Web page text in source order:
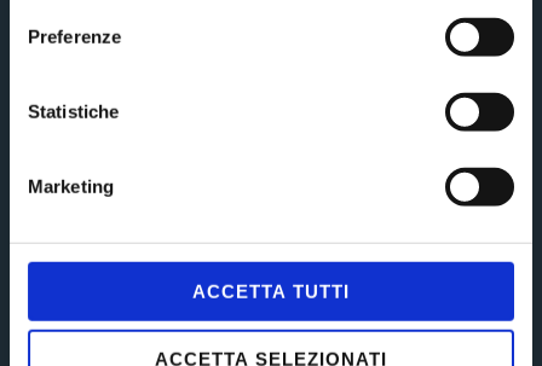
Preferenze
Statistiche
Marketing
ACCETTA TUTTI
ACCETTA SELEZIONATI
Gli Avvocati di Soul Network ricevono su appuntamento
nei seguenti orari:
Il Team